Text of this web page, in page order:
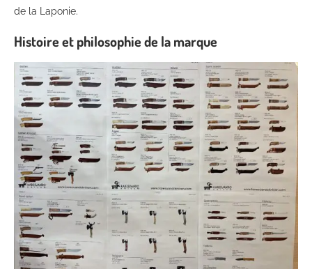
de la Laponie.
Histoire et philosophie de la marque